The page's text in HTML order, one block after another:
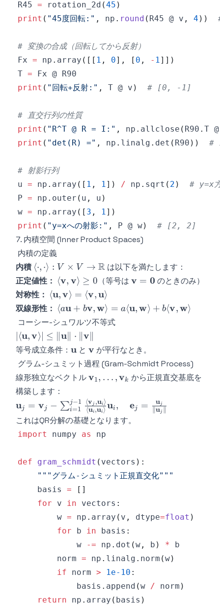
R45 = rotation_2d (45 )
print ( "45度回転:" , np . round ( R45 @ v , 4 ) )
# 変換の合成（回転してから反射）
Fx = np . array ( [ [ 1 , 0] , [ 0 , - 1] ] )
T =
print ( "回転+反射:" , T @ v ) # [0, -1]
# 直交行列の性質
print ( "R^T @ R = I:" , np . allclose ( R90 . T
print ( "det(R) =" , np . linalg . det ( R90 ) ) #
# 射影行列
u = np . array ( [ 1 , 1] ) / np . sqrt ( 2 )
# y=x
P = np . outer ( u , u )
w = np . array ( [ 3 , 1] )
print ( "y=xへの射影:" , P @ w) # [2, 2]
7. 内積空間 (Inner Product Spaces)
内積の定義
内積 \langle
\cdot, \cdot
\rangle: V
\times V \to
\mathbb{R}
⟨⋅, ⋅⟩ : V × V → Rは以下を満たします：
正定値性： \langle
\mathbf{v},
\mathbf{v}
\rangle \geq
0
⟨v, v⟩ ≥ 0 （等号は \mathbf{v}
\mathbf{0}
v = 0 のときのみ）
対称性： \langle
\mathbf{u},
\mathbf{v}
\rangle =
\langle
\mathbf{v},
\mathbf{u}
\rangle
⟨u,v⟩ = ⟨v,u⟩
双線形性： \langle
a\mathbf{u}
+
b\mathbf{v},
\mathbf{w}
\rangle =
a\langle
\mathbf{w}
\rangle +
b\langle
\mathbf{v},
⟨au + bv,w⟩ = a⟨u,w⟩ + b⟨v,w⟩
コーシー-シュワルツ不等式
|\langle
\mathbf{u},
\mathbf{v}
\rangle| \leq
\|\mathbf{u}\|
\cdot
\|\mathbf{v}\|
⟨u,v⟩ ≤ ∥u ⋅ v
等号成立条件： \mathbf{u}
u と \mathbf{v}
v が平行なとき。
グラム-シュミット過程 (Gram-Schmidt Process)
線形独立なベクトル\mathbf{v}_1,
\mathbf{v}_k
v1, … ,vk から正規直交基底を
構築します：
\mathbf{u}_j =
\mathbf{v}_j -
\sum_{i=1}^{j-1}
\frac{\langle
\mathbf{u}_i
\rangle}{\langle
\mathbf{u}_i
\rangle}
\mathbf{u}_i, \quad
\mathbf{e}_j =
uj = vj − ∑i=1
j−1
⟨ui ,ui ⟩
⟨v j ,ui ⟩ ui , ej = ∥uj
uj
これはQR分解の基礎となります。
import numpy as
def gram_schmidt ( vectors ) :
"""グラム-シュミット正規直交化"""
    basis
= [ ]
for v in vectors :
        w
= np . array ( v , dtype=float )
for b in basis :
            w
-= np . dot (w , b ) *
        norm
= np . linalg . norm (w)
if norm > 1e-10 :
            basis
. append (w / norm )
return np . array ( basis )